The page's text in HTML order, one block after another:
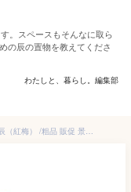
。スペースもそんなに取ら
の辰の置物を教えてくださ
わたしと、暮らし。編集部
干支 辰 置物 龍 たつ りゅう 2024年/ 錦彩招福辰（紅梅） /粗品 販促 景品 縁起 町内会 敬老会 神社 寺社 年末 年始 家庭用 業務用